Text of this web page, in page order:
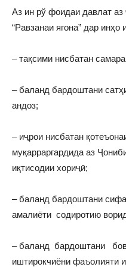
Аз ин рў фоидаи давлат
“Равзанаи ягона” дар инҳо
– тақсими нисбатан
– баланд бардоштани
андоз;
– иҷрои нисбатан
муқарраргардида аз
иқтисодии хориҷӣ;
– баланд бардоштани
амалиёти содиротию
– баланд бардоштани
иштирокчиёни фаъолияти